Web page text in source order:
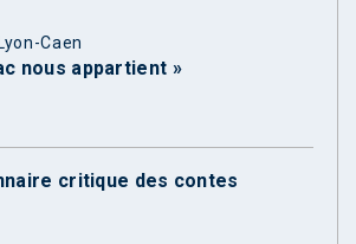
Caen
nous appartient »
critique des contes